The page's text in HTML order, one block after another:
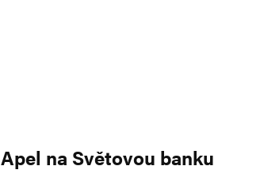
Apel na Světovou banku